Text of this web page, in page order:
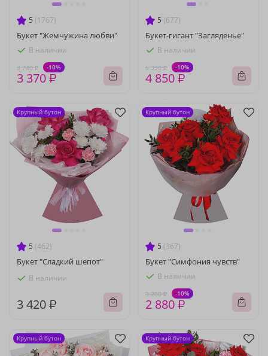
5 (1767)
Букет "Жемчужина любви"
В наличии
3 740 ₽ -10%
3 370 ₽
5 (677)
Букет-гигант "Загляденье"
В наличии
5 390 ₽ -10%
4 850 ₽
5 (462)
Букет "Сладкий шепот"
В наличии
3 420 ₽
Крупный бутон
5 (367)
Букет "Симфония чувств"
В наличии
3 200 ₽ -10%
2 880 ₽
Крупный бутон
Крупный бутон Крупный бутон